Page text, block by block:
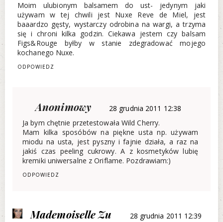
Moim ulubionym balsamem do ust- jedynym jaki
używam w tej chwili jest Nuxe Reve de Miel, jest
baaardzo gęsty, wystarczy odrobina na wargi, a trzyma
się i chroni kilka godzin. Ciekawa jestem czy balsam
Figs&Rouge byłby w stanie zdegradować mojego
kochanego Nuxe.
ODPOWIEDZ
Anonimowy
28 grudnia 2011 12:38
Ja bym chętnie przetestowała Wild Cherry.
Mam kilka sposóbów na piękne usta np. używam
miodu na usta, jest pyszny i fajnie działa, a raz na
jakiś czas peeling cukrowy. A z kosmetyków lubię
kremiki uniwersalne z Oriflame. Pozdrawiam:)
ODPOWIEDZ
Mademoiselle Zu
28 grudnia 2011 12:39